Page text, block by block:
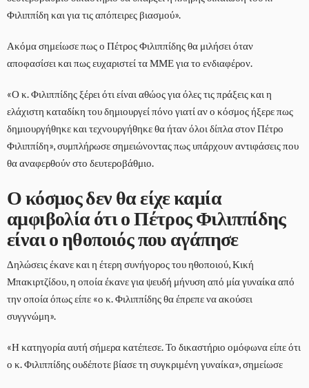
Φιλιππίδη και για τις απόπειρες βιασμού».
Ακόμα σημείωσε πως ο Πέτρος Φιλιππίδης θα μιλήσει όταν
αποφασίσει και πως ευχαριστεί τα ΜΜΕ για το ενδιαφέρον.
«Ο κ. Φιλιππίδης ξέρει ότι είναι αθώος για όλες τις πράξεις και η
ελάχιστη καταδίκη του δημιουργεί πόνο γιατί αν ο κόσμος ήξερε πως
δημιουργήθηκε και τεχνουργήθηκε θα ήταν όλοι δίπλα στον Πέτρο
Φιλιππίδη», συμπλήρωσε σημειώνοντας πως υπάρχουν αντιφάσεις που
θα αναφερθούν στο δευτεροβάθμιο.
Ο κόσμος δεν θα είχε καμία
αμφιβολία ότι ο Πέτρος Φιλιππίδης
είναι ο ηθοποιός που αγάπησε
Δηλώσεις έκανε και η έτερη συνήγορος του ηθοποιού, Κική
Μπακιρτζίδου, η οποία έκανε για ψευδή μήνυση από μία γυναίκα από
την οποία όπως είπε «ο κ. Φιλιππίδης θα έπρεπε να ακούσει
συγγνώμη».
«Η κατηγορία αυτή σήμερα κατέπεσε. Το δικαστήριο ομόφωνα είπε ότι
ο κ. Φιλιππίδης ουδέποτε βίασε τη συγκριμένη γυναίκα», σημείωσε